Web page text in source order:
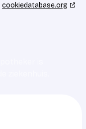
cookiedatabase.org